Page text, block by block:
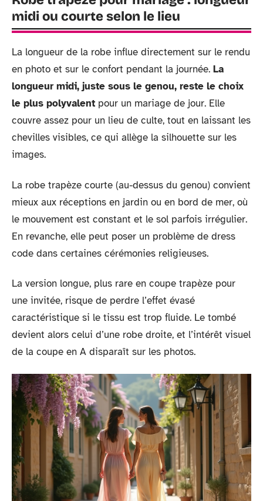
midi ou courte selon le lieu
La longueur de la robe influe directement sur le rendu
en photo et sur le confort pendant la journée. La
longueur midi, juste sous le genou, reste le choix
le plus polyvalent pour un mariage de jour. Elle
couvre assez pour un lieu de culte, tout en laissant les
chevilles visibles, ce qui allège la silhouette sur les
images.
La robe trapèze courte (au-dessus du genou) convient
mieux aux réceptions en jardin ou en bord de mer, où
le mouvement est constant et le sol parfois irrégulier.
En revanche, elle peut poser un problème de dress
code dans certaines cérémonies religieuses.
La version longue, plus rare en coupe trapèze pour
une invitée, risque de perdre l’effet évasé
caractéristique si le tissu est trop fluide. Le tombé
devient alors celui d’une robe droite, et l’intérêt visuel
de la coupe en A disparaît sur les photos.